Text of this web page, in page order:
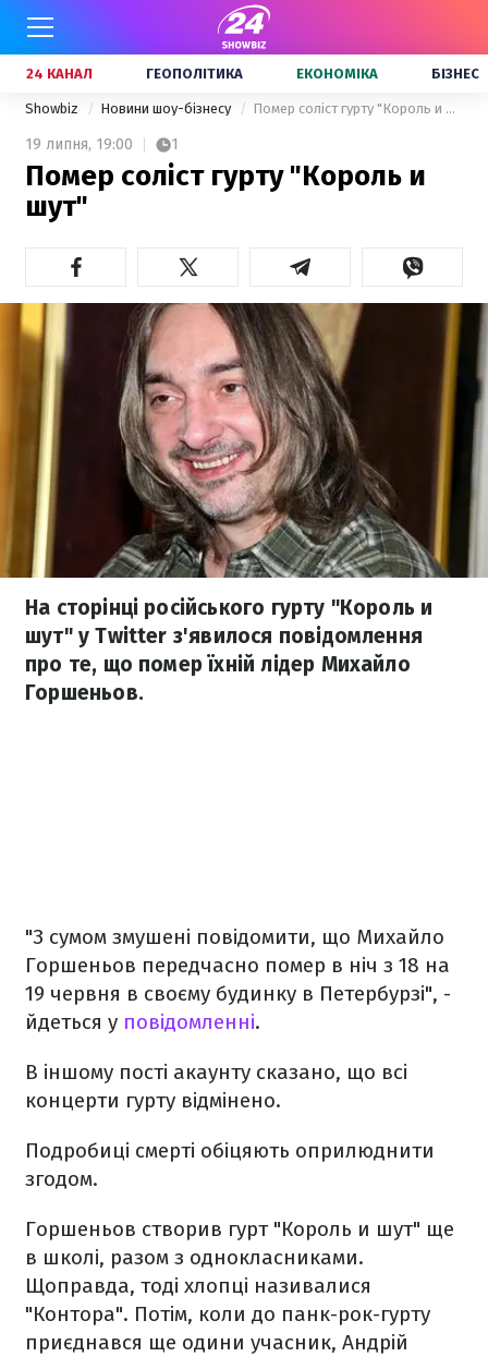
24 КАНАЛ ГЕОПОЛІТИКА ЕКОНОМІКА БІЗНЕС
Showbiz Новини шоу-бізнесу Помер соліст гурту "Король и шут"
19 липня, 19:00 1
Помер соліст гурту "Король и
шут"
На сторінці російського гурту "Король и
шут" у Twitter з'явилося повідомлення
про те, що помер їхній лідер Михайло
Горшеньов.
"З сумом змушені повідомити, що Михайло
Горшеньов передчасно помер в ніч з 18 на
19 червня в своєму будинку в Петербурзі", -
йдеться у повідомленні.
В іншому пості акаунту сказано, що всі
концерти гурту відмінено.
Подробиці смерті обіцяють оприлюднити
згодом.
Горшеньов створив гурт "Король и шут" ще
в школі, разом з однокласниками.
Щоправда, тоді хлопці називалися
"Контора". Потім, коли до панк-рок-гурту
приєднався ще одини учасник, Андрій